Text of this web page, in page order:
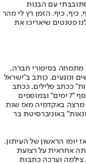
עם הבנות
כיף, כיף. הזמן רץ לי מהר
פטנטים שיאריכו את
מתמחה בסיפורי חברה,
ונוגעים. כותב ב"ישראל
אחרונות" ככתב פלילים, ככתב
באזור חיפה וחדרה במשך 15 שנים, וככתב במוסף "7 ימים" ובמוספים
מרצה באקדמיה מאז שנת
באוניברסיטת בר
יומו הראשון של העיתון.
של ערוץ 10, שבו היתה אחראית על רצועת
צילמה וערכה כתבות